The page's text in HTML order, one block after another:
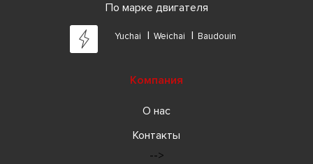
По марке двигателя
Yuchai Weichai Baudouin
Компания
О нас
Контакты
-->